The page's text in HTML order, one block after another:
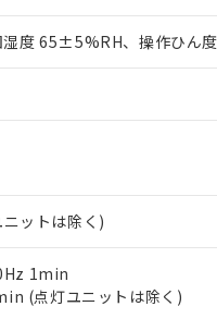
度 65±5%RH、操作ひん
ットは除く)
1min
(点灯ユニットは除く)
ト作成サービス）をご利用
当社にご登録された部品
関するお客様との取引・
"個人情報の共同利用に関し
ド
ドすることができます。
証明書
）
を証明するもので、過去に
テル類４物質の対応では
を記載しておりました。
て有害物質が外部に漏えい
庫状況の情報を公開してい